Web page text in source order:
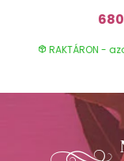
RAKTÁRON -